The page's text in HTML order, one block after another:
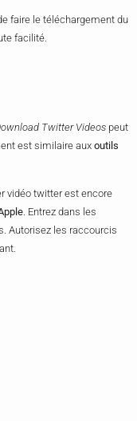
faire le téléchargement du
facilité.
Twitter Videos peut
est similaire aux outils
vidéo twitter est encore
. Entrez dans les
Autorisez les raccourcis